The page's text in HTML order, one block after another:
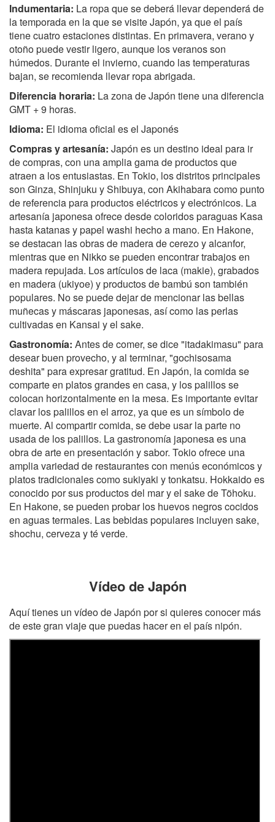
Indumentaria: La ropa que se deberá llevar dependerá de
la temporada en la que se visite Japón, ya que el país
tiene cuatro estaciones distintas. En primavera, verano y
otoño puede vestir ligero, aunque los veranos son
húmedos. Durante el invierno, cuando las temperaturas
bajan, se recomienda llevar ropa abrigada.
Diferencia horaria: La zona de Japón tiene una diferencia
GMT + 9 horas.
Idioma: El idioma oficial es el Japonés
Compras y artesanía: Japón es un destino ideal para ir
de compras, con una amplia gama de productos que
atraen a los entusiastas. En Tokio, los distritos principales
son Ginza, Shinjuku y Shibuya, con Akihabara como punto
de referencia para productos eléctricos y electrónicos. La
artesanía japonesa ofrece desde coloridos paraguas Kasa
hasta katanas y papel washi hecho a mano. En Hakone,
se destacan las obras de madera de cerezo y alcanfor,
mientras que en Nikko se pueden encontrar trabajos en
madera repujada. Los artículos de laca (makie), grabados
en madera (ukiyoe) y productos de bambú son también
populares. No se puede dejar de mencionar las bellas
muñecas y máscaras japonesas, así como las perlas
cultivadas en Kansai y el sake.
Gastronomía: Antes de comer, se dice "itadakimasu" para
desear buen provecho, y al terminar, "gochisosama
deshita" para expresar gratitud. En Japón, la comida se
comparte en platos grandes en casa, y los palillos se
colocan horizontalmente en la mesa. Es importante evitar
clavar los palillos en el arroz, ya que es un símbolo de
muerte. Al compartir comida, se debe usar la parte no
usada de los palillos. La gastronomía japonesa es una
obra de arte en presentación y sabor. Tokio ofrece una
amplia variedad de restaurantes con menús económicos y
platos tradicionales como sukiyaki y tonkatsu. Hokkaido es
conocido por sus productos del mar y el sake de Töhoku.
En Hakone, se pueden probar los huevos negros cocidos
en aguas termales. Las bebidas populares incluyen sake,
shochu, cerveza y té verde.
Vídeo de Japón
Aquí tienes un vídeo de Japón por si quieres conocer más
de este gran viaje que puedas hacer en el país nipón.